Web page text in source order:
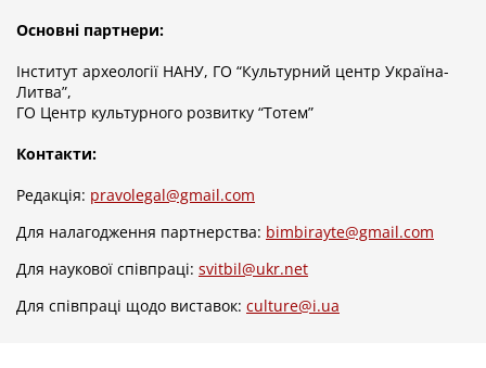
Основні партнери:
Інститут археології НАНУ, ГО “Культурний центр Україна-
Литва”,
ГО Центр культурного розвитку “Тотем”
Контакти:
Редакція: pravolegal@gmail.com
Для налагодження партнерства: bimbirayte@gmail.com
Для наукової співпраці: svitbil@ukr.net
Для співпраці щодо виставок: culture@i.ua